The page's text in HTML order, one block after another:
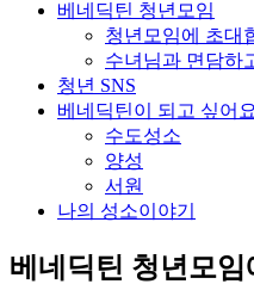
베네딕틴 청년모임
청년모임에 초대
수녀님과 면담하
청년 SNS
베네딕틴이 되고 싶어요
수도성소
양성
서원
나의 성소이야기
베네딕틴 청년모임